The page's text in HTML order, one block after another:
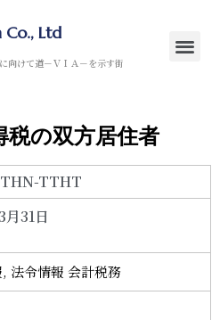
Ltd
向けて道－ＶＩＡ－を示す街
税の双方居住者
TTHT
31日
,法令情報 会計税務